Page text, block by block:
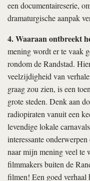
een documentaireserie,
dramaturgische aanpak
4. Waaraan ontbreekt
mening wordt er te vaak
rondom de Randstad.
veelzijdigheid van
graag zou zien, is een
grote steden. Denk aan
radiopiraten vanuit een
levendige lokale
interessante
naar mijn mening veel te
filmmakers buiten de
filmen! Een goed verhaal